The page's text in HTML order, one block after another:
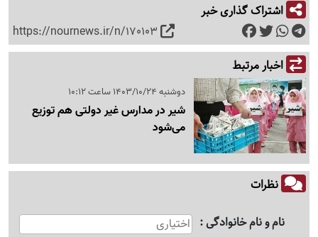
اشتراک گذاری خبر
https://nournews.ir/n/170103
اخبار مرتبط
دوشنبه 1403/10/24 ساعت 10:12
شیر در مدارس غیر دولتی هم توزیع
می‌شود
نظرات
نام و نام خانوادگی